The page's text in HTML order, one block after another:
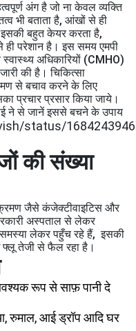
अंग है जो ना केवल व्यक्ति
भी बताता है, आंखों से ही
इसकी बहुत केयर करता है,
परेशान है। इस समय एमपी
अधिकारियों (CMHO)
की है। चिकित्सा
से बचाव करने के लिए
प्रचार प्रसार किया जाये।
ने से जानें इससे बचने के उपाय
status/
की संख्या
जैसे कंजेक्टीवाइटिस और
अस्पताल से लेकर
लेकर पहुँच रहे हैं, इसकी
तेजी से फैल रहा है।
रूप से साफ़ पानी दे
रुमाल, आई ड्रॉप आदि घर